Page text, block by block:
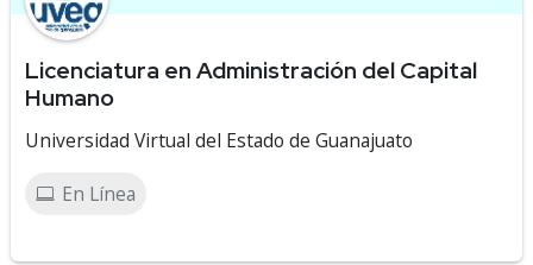
Licenciatura en Administración del Capital
Humano
Universidad Virtual del Estado de Guanajuato
En Línea